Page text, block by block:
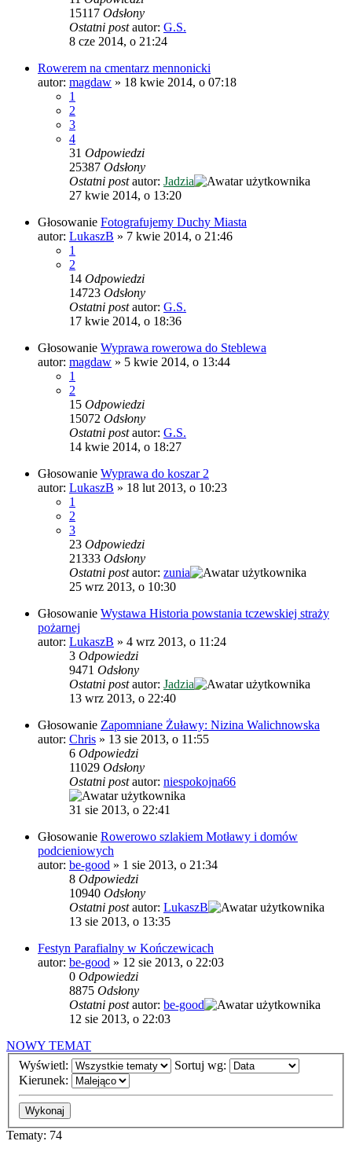
15117 Odsłony
Ostatni postautor: G.S.
8 cze 2014, o 21:24
Rowerem na cmentarz mennonicki
autor: magdaw » 18 kwie 2014, o 07:18
1
2
3
4
31 Odpowiedzi
25387 Odsłony
Ostatni postautor: Jadzia
27 kwie 2014, o 13:20
Głosowanie Fotografujemy Duchy Miasta
autor: LukaszB » 7 kwie 2014, o 21:46
1
2
14 Odpowiedzi
14723 Odsłony
Ostatni postautor: G.S.
17 kwie 2014, o 18:36
Głosowanie Wyprawa rowerowa do Steblewa
autor: magdaw » 5 kwie 2014, o 13:44
1
2
15 Odpowiedzi
15072 Odsłony
Ostatni postautor: G.S.
14 kwie 2014, o 18:27
Głosowanie Wyprawa do koszar 2
autor: LukaszB » 18 lut 2013, o 10:23
1
2
3
23 Odpowiedzi
21333 Odsłony
Ostatni postautor: zunia
25 wrz 2013, o 10:30
Głosowanie Wystawa Historia powstania tczewskiej straży
pożarnej
autor: LukaszB » 4 wrz 2013, o 11:24
3 Odpowiedzi
9471 Odsłony
Ostatni postautor: Jadzia
13 wrz 2013, o 22:40
Głosowanie Zapomniane Żuławy: Nizina Walichnowska
autor: Chris » 13 sie 2013, o 11:55
6 Odpowiedzi
11029 Odsłony
Ostatni postautor: niespokojna66
31 sie 2013, o 22:41
Głosowanie Rowerowo szlakiem Motławy i domów
podcieniowych
autor: be-good » 1 sie 2013, o 21:34
8 Odpowiedzi
10940 Odsłony
Ostatni postautor: LukaszB
13 sie 2013, o 13:35
Festyn Parafialny w Kończewicach
autor: be-good » 12 sie 2013, o 22:03
0 Odpowiedzi
8875 Odsłony
Ostatni postautor: be-good
12 sie 2013, o 22:03
NOWY TEMAT
Wyświetl:
Sortuj wg:
Kierunek:
Tematy: 74